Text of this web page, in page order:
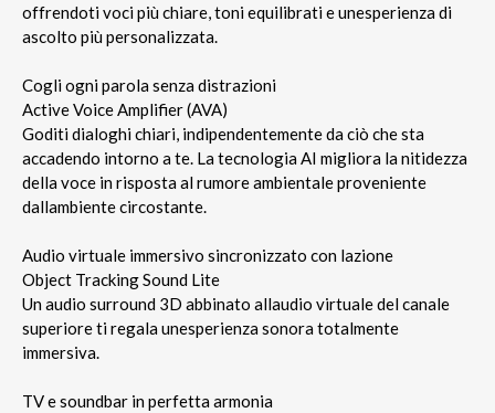
offrendoti voci più chiare, toni equilibrati e unesperienza di
ascolto più personalizzata.
Cogli ogni parola senza distrazioni
Active Voice Amplifier (AVA)
Goditi dialoghi chiari, indipendentemente da ciò che sta
accadendo intorno a te. La tecnologia AI migliora la nitidezza
della voce in risposta al rumore ambientale proveniente
dallambiente circostante.
Audio virtuale immersivo sincronizzato con lazione
Object Tracking Sound Lite
Un audio surround 3D abbinato allaudio virtuale del canale
superiore ti regala unesperienza sonora totalmente
immersiva.
TV e soundbar in perfetta armonia